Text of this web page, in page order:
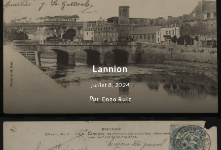
Lannion
juillet 8, 2024
Par Enzo Ruiz